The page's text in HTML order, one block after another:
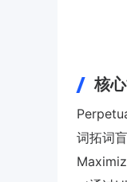
核
词拓词